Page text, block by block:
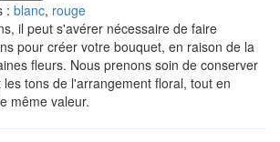
: blanc, rouge
il peut s'avérer nécessaire de faire
pour créer votre bouquet, en raison de la
fleurs. Nous prenons soin de conserver
tons de l'arrangement floral, tout en
même valeur.